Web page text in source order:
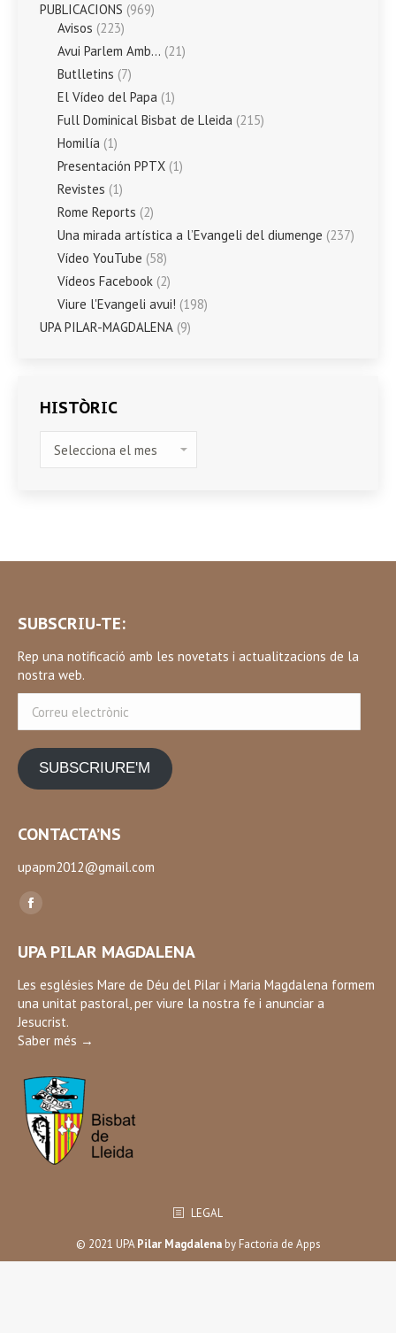
PUBLICACIONS (969)
Avisos (223)
Avui Parlem Amb… (21)
Butlletins (7)
El Vídeo del Papa (1)
Full Dominical Bisbat de Lleida (215)
Homilía (1)
Presentación PPTX (1)
Revistes (1)
Rome Reports (2)
Una mirada artística a l’Evangeli del diumenge (237)
Vídeo YouTube (58)
Vídeos Facebook (2)
Viure l'Evangeli avui! (198)
UPA PILAR-MAGDALENA (9)
HISTÒRIC
SUBSCRIU-TE:
Rep una notificació amb les novetats i actualitzacions de la
nostra web.
electrònic
SUBSCRIURE'M
CONTACTA’NS
upapm2012@gmail.com
Find us on:
Facebook
opens
in
new
window
UPA PILAR MAGDALENA
Les esglésies Mare de Déu del Pilar i Maria Magdalena formem
una unitat pastoral, per viure la nostra fe i anunciar a
Jesucrist.
Saber més →
LEGAL
© 2021 UPAPilar Magdalenaby Factoria de Apps